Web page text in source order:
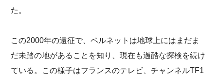
た。
この2000年の遠征で、ペルネットは地球上にはまだま
だ未踏の地があることを知り、現在も過酷な探検を続け
ている。この様子はフランスのテレビ、チャンネルTF1